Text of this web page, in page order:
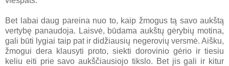
Bet labai daug pareina nuo to, kaip žmogus tą savo aukštą
vertybę panaudoja. Laisvė, būdama aukštų gėrybių motina,
gali būti lygiai taip pat ir didžiausių negerovių versmė. Aišku,
žmogui dera klausyti proto, siekti dorovinio gėrio ir tiesiu
keliu eiti prie savo aukščiausiojo tikslo. Bet jis gali ir kitur